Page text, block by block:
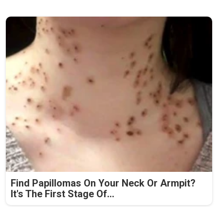
Find Papillomas On Your Neck Or Armpit?
It's The First Stage Of...